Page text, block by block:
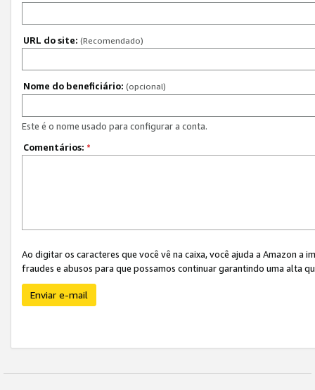
URL do site: (Recomendado)
Nome do beneficiário: (opcional)
Este é o nome usado para configurar a conta.
Comentários: *
Ao digitar os caracteres que você vê na caixa, você ajuda a Amazon
fraudes e abusos para que possamos continuar garantindo uma alta
Enviar e-mail